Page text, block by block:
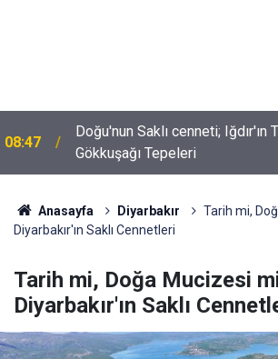
08:47
Doğu'nun Saklı cenneti; Iğdır'ın
Gökkuşağı Tepeleri
Anasayfa Diyarbakır
Tarih mi,
Diyarbakır'ın Saklı Cennetleri
Tarih mi, Doğa Mucizesi
Diyarbakır'ın Saklı